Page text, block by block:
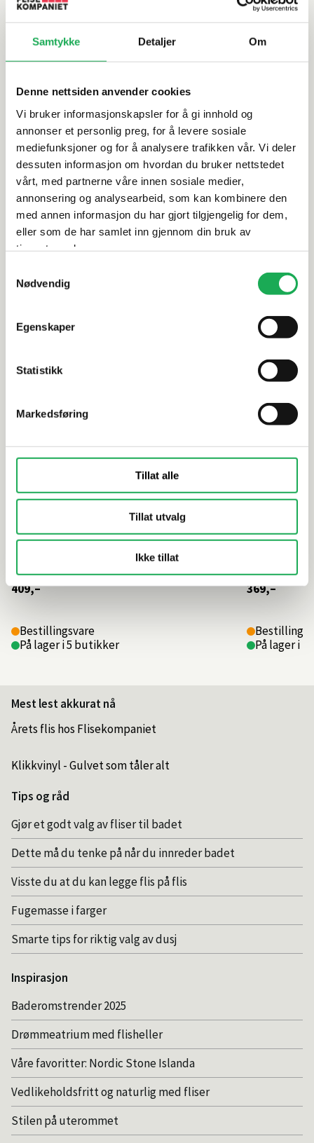
Samtykke Detaljer Om
Denne nettsiden anvender cookies
Vi bruker informasjonskapsler for å gi innhold og
annonser et personlig preg, for å levere sosiale
mediefunksjoner og for å analysere trafikken vår. Vi deler
dessuten informasjon om hvordan du bruker nettstedet
vårt, med partnerne våre innen sosiale medier,
annonsering og analysearbeid, som kan kombinere den
med annen informasjon du har gjort tilgjengelig for dem,
eller som de har samlet inn gjennom din bruk av
tjenestene deres.
Nødvendig
Egenskaper
Statistikk
Markedsføring
Tillat alle
Tillat utvalg
Ikke tillat
Del av komplett installasjonssystem
Artikkelnr. 101193927
Produktinformasjon
Spesifikasjoner
Leveringsinformasjon
Alternative produkter
Utvendig hjørneprofil 90° W&W,
409,–
Bestillingsvare
På lager i 5 butikker
W&W,
369,–
På lager i
Mest lest akkurat nå
Årets flis hos Flisekompaniet
Klikkvinyl - Gulvet som tåler alt
Tips og råd
Gjør et godt valg av fliser til badet
Dette må du tenke på når du innreder badet
Visste du at du kan legge flis på flis
Fugemasse i farger
Smarte tips for riktig valg av dusj
Inspirasjon
Baderomstrender 2025
Drømmeatrium med flisheller
Våre favoritter: Nordic Stone Islanda
Vedlikeholdsfritt og naturlig med fliser
Stilen på uterommet